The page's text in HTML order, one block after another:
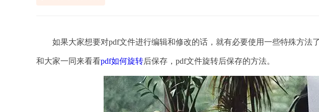
如果大家想要对pdf文件进行编辑和修改的话，就有必要使用一些特殊方法
和大家一同来看看pdf如何旋转后保存，pdf文件旋转后保存的方法。